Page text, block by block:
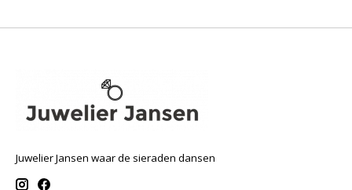
Juwelier Jansen waar de sieraden dansen